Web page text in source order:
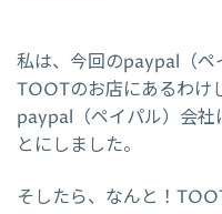
私は、今回のpaypal（ペ
TOOTのお店にあるわけ
paypal（ペイパル）会社
とにしました。
そしたら、なんと！